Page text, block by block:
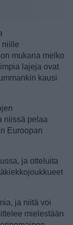
niille
mukana melko
lajeja ovat
kausi
niissä pelaa
Euroopan
ja otteluita
ja niitä voi
mielestään